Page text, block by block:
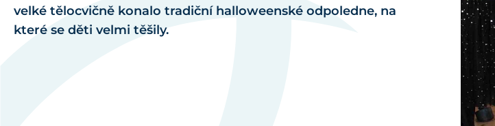
velké tělocvičně konalo tradiční halloweenské odpoledne, na
které se děti velmi těšily.